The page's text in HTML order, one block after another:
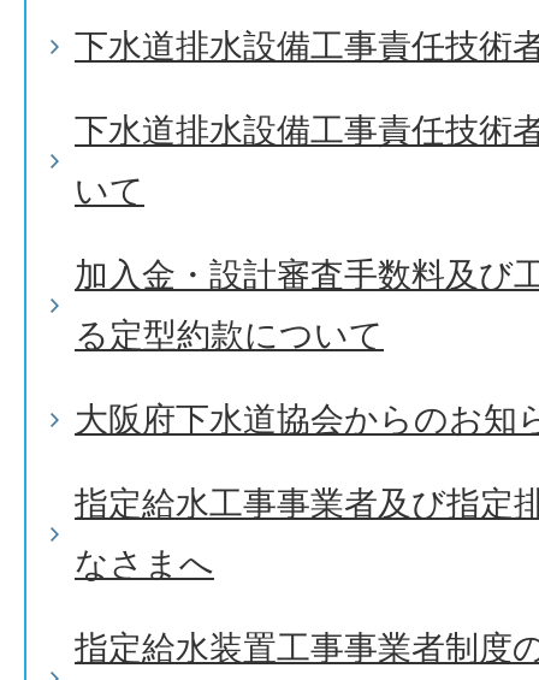
下水道排水設備工事責任技術
下水道排水設備工事責任技術
いて
加入金・設計審査手数料及び
る定型約款について
大阪府下水道協会からのお知
指定給水工事事業者及び指定
なさまへ
指定給水装置工事事業者制度